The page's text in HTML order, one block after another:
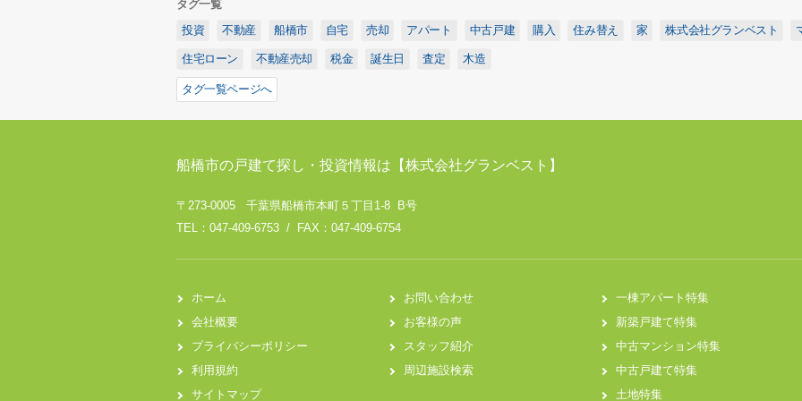
タグ一覧
投資
不動産 船橋市 自宅 売却 アパート 中古戸建 購入 住み替え 家 株式会社グランベスト
住宅ローン 不動産売却 税金 誕生日 査定 木造
タグ一覧ページへ
船橋市の戸建て探し・投資情報は【株式会社グランベスト】
〒273-0005 千葉県船橋市本町５丁目1-8 B号
TEL：047-409-6753 / FAX：047-409-6754
ホーム
会社概要
プライバシーポリシー
利用規約
サイトマップ
お問い合わせ
お客様の声
スタッフ紹介
周辺施設検索
一棟アパート特集
新築戸建て特集
中古マンション特集
中古戸建て特集
土地特集